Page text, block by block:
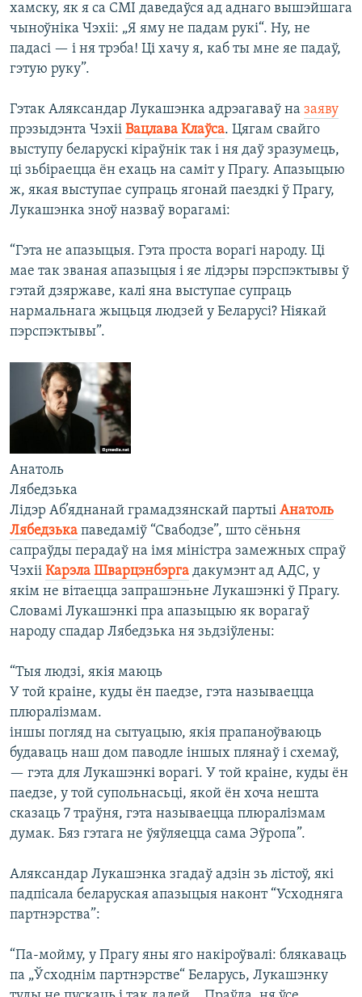
хамску, як я са СМІ даведаўся ад аднаго вышэйшага
чыноўніка Чэхіі: „Я яму не падам рукі“. Ну, не
падасі — і ня трэба! Ці хачу я, каб ты мне яе падаў,
гэтую руку”.
Гэтак Аляксандар Лукашэнка адрэагаваў на заяву
прэзыдэнта Чэхіі Вацлава Клаўса. Цягам свайго
выступу беларускі кіраўнік так і ня даў зразумець,
ці зьбіраецца ён ехаць на саміт у Прагу. Апазыцыю
ж, якая выступае супраць ягонай паездкі ў Прагу,
Лукашэнка зноў назваў ворагамі:
“Гэта не апазыцыя. Гэта проста ворагі народу. Ці
мае так званая апазыцыя і яе лідэры пэрспэктывы ў
гэтай дзяржаве, калі яна выступае супраць
нармальнага жыцьця людзей у Беларусі? Ніякай
пэрспэктывы”.
Анатоль
Лябедзька
Лідэр Аб’яднанай грамадзянскай партыі Анатоль
Лябедзька паведаміў “Свабодзе”, што сёньня
сапраўды перадаў на імя міністра замежных спраў
Чэхіі Карэла Шварцэнбэрга дакумэнт ад АДС, у
якім не вітаецца запрашэньне Лукашэнкі ў Прагу.
Словамі Лукашэнкі пра апазыцыю як ворагаў
народу спадар Лябедзька ня зьдзіўлены:
“Тыя людзі, якія маюць
У той краіне, куды ён паедзе, гэта называецца
плюралізмам.
іншы погляд на сытуацыю, якія прапаноўваюць
будаваць наш дом паводле іншых плянаў і схемаў,
— гэта для Лукашэнкі ворагі. У той краіне, куды ён
паедзе, у той супольнасьці, якой ён хоча нешта
сказаць 7 траўня, гэта называецца плюралізмам
думак. Бяз гэтага не ўяўляецца сама Эўропа”.
Аляксандар Лукашэнка згадаў адзін зь лістоў, які
падпісала беларуская апазыцыя наконт “Усходняга
партнэрства”:
“Па-мойму, у Прагу яны яго накіроўвалі: блякаваць
па „Ўсходнім партнэрстве“ Беларусь, Лукашэнку